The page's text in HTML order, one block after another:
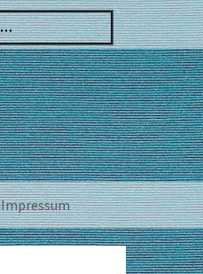
Impressum